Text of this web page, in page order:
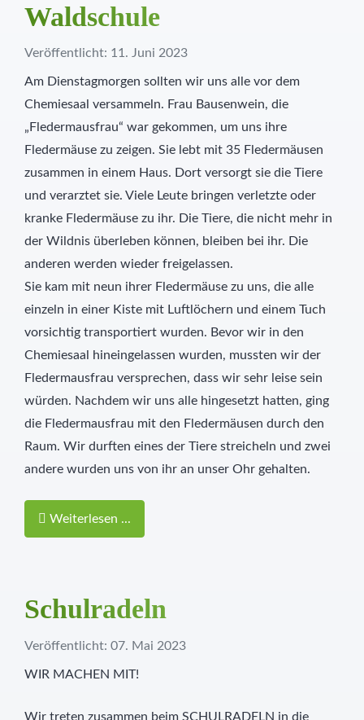
Waldschule
Veröffentlicht: 11. Juni 2023
Am Dienstagmorgen sollten wir uns alle vor dem
Chemiesaal versammeln. Frau Bausenwein, die
„Fledermausfrau“ war gekommen, um uns ihre
Fledermäuse zu zeigen. Sie lebt mit 35 Fledermäusen
zusammen in einem Haus. Dort versorgt sie die Tiere
und verarztet sie. Viele Leute bringen verletzte oder
kranke Fledermäuse zu ihr. Die Tiere, die nicht mehr in
der Wildnis überleben können, bleiben bei ihr. Die
anderen werden wieder freigelassen.
Sie kam mit neun ihrer Fledermäuse zu uns, die alle
einzeln in einer Kiste mit Luftlöchern und einem Tuch
vorsichtig transportiert wurden. Bevor wir in den
Chemiesaal hineingelassen wurden, mussten wir der
Fledermausfrau versprechen, dass wir sehr leise sein
würden. Nachdem wir uns alle hingesetzt hatten, ging
die Fledermausfrau mit den Fledermäusen durch den
Raum. Wir durften eines der Tiere streicheln und zwei
andere wurden uns von ihr an unser Ohr gehalten.
Weiterlesen ...
Schulradeln
Veröffentlicht: 07. Mai 2023
WIR MACHEN MIT!
Wir treten zusammen beim SCHULRADELN in die